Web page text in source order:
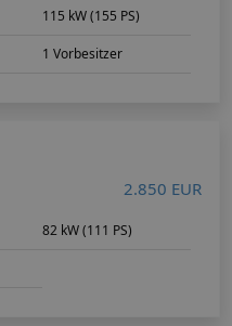
115 kW (155 PS)
1 Vorbesitzer
2.850 EUR
82 kW (111 PS)